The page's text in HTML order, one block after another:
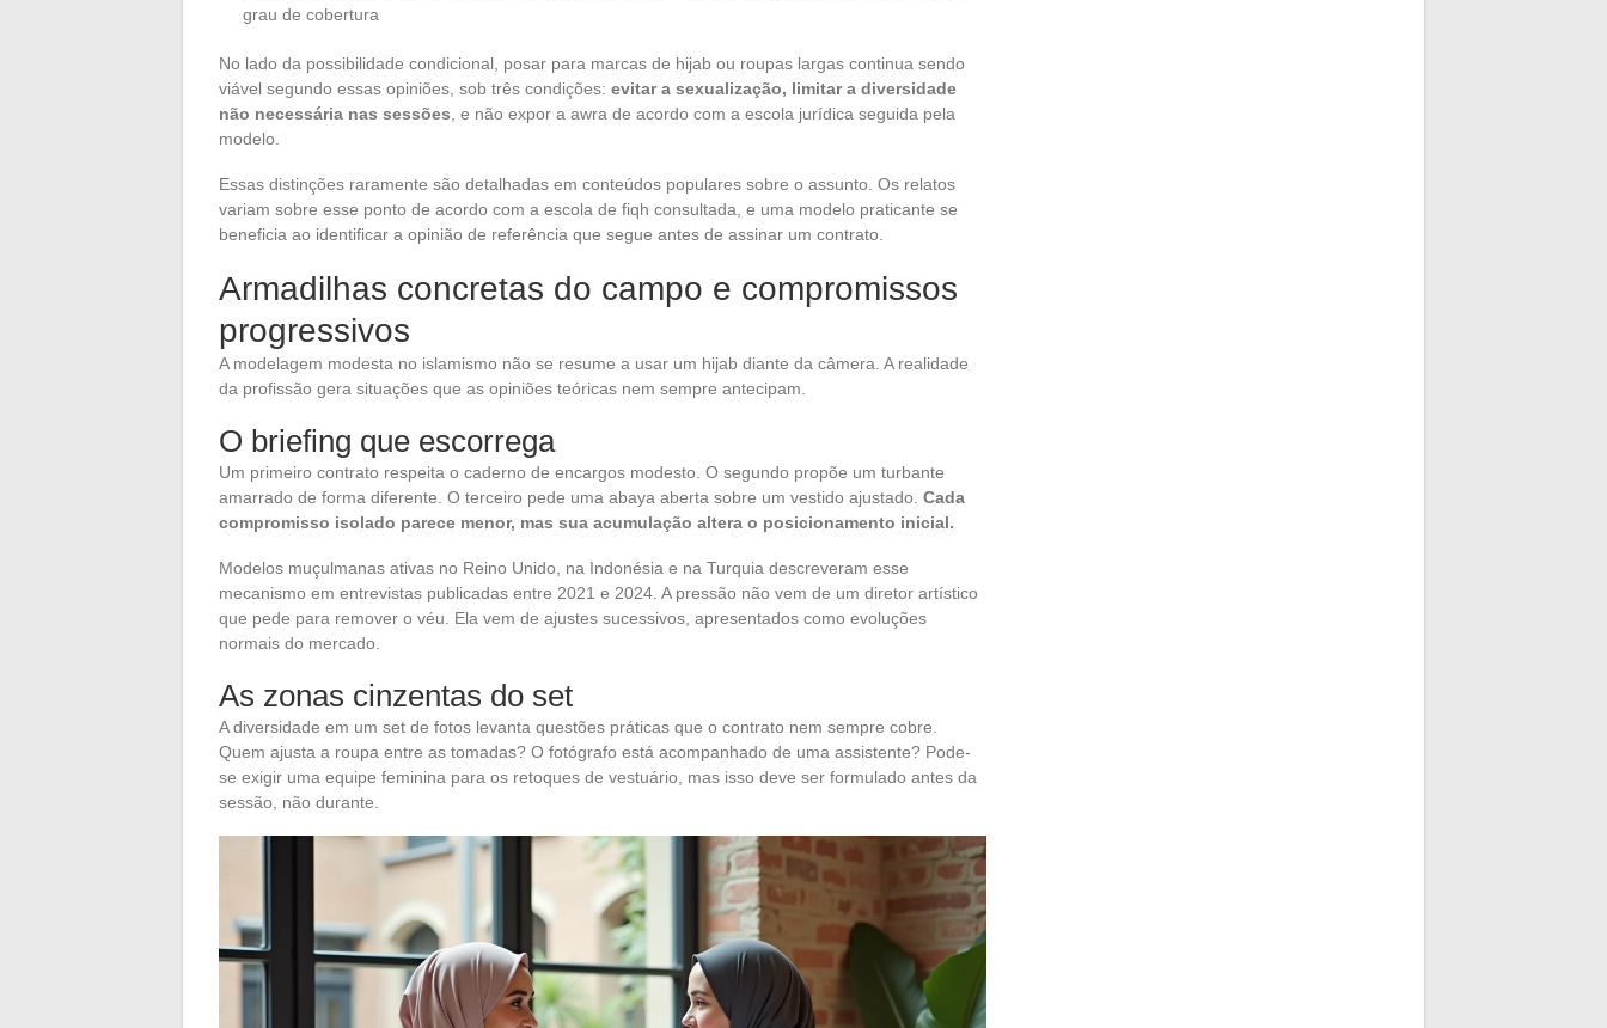
grau de cobertura
No lado da possibilidade condicional, posar para marcas de hijab ou roupas largas continua sendo
viável segundo essas opiniões, sob três condições: evitar a sexualização, limitar a diversidade
não necessária nas sessões , e não expor a awra de acordo com a escola jurídica seguida pela
modelo.
Essas distinções raramente são detalhadas em conteúdos populares sobre o assunto. Os relatos
variam sobre esse ponto de acordo com a escola de fiqh consultada, e uma modelo praticante se
beneficia ao identificar a opinião de referência que segue antes de assinar um contrato.
Armadilhas concretas do campo e compromissos
progressivos
A modelagem modesta no islamismo não se resume a usar um hijab diante da câmera. A realidade
da profissão gera situações que as opiniões teóricas nem sempre antecipam.
O briefing que escorrega
Um primeiro contrato respeita o caderno de encargos modesto. O segundo propõe um turbante
amarrado de forma diferente. O terceiro pede uma abaya aberta sobre um vestido ajustado. Cada
compromisso isolado parece menor, mas sua acumulação altera o posicionamento inicial.
Modelos muçulmanas ativas no Reino Unido, na Indonésia e na Turquia descreveram esse
mecanismo em entrevistas publicadas entre 2021 e 2024. A pressão não vem de um diretor artístico
que pede para remover o véu. Ela vem de ajustes sucessivos, apresentados como evoluções
normais do mercado.
As zonas cinzentas do set
A diversidade em um set de fotos levanta questões práticas que o contrato nem sempre cobre.
Quem ajusta a roupa entre as tomadas? O fotógrafo está acompanhado de uma assistente? Pode-
se exigir uma equipe feminina para os retoques de vestuário, mas isso deve ser formulado antes da
sessão, não durante.